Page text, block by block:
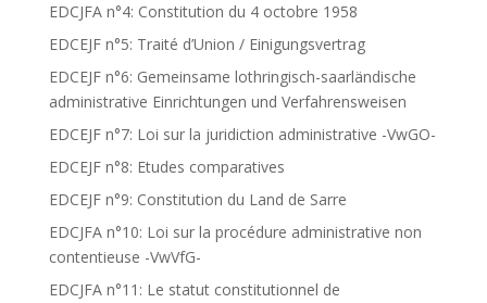
EDCJFA n°4: Constitution du 4 octobre 1958
EDCEJF n°5: Traité d’Union / Einigungsvertrag
EDCEJF n°6: Gemeinsame lothringisch-saarländische
administrative Einrichtungen und Verfahrensweisen
EDCEJF n°7: Loi sur la juridiction administrative -VwGO-
EDCEJF n°8: Etudes comparatives
EDCEJF n°9: Constitution du Land de Sarre
EDCJFA n°10: Loi sur la procédure administrative non
contentieuse -VwVfG-
EDCJFA n°11: Le statut constitutionnel de